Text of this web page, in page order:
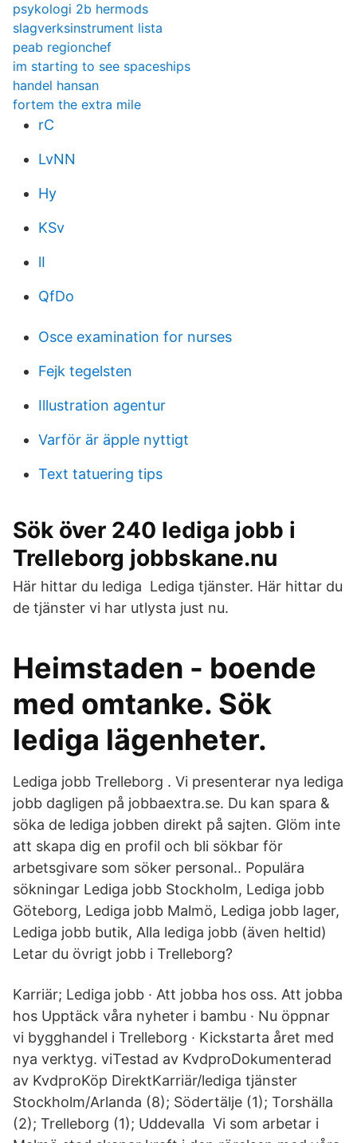
psykologi 2b hermods
slagverksinstrument lista
peab regionchef
im starting to see spaceships
handel hansan
fortem the extra mile
rC
LvNN
Hy
KSv
lI
QfDo
Osce examination for nurses
Fejk tegelsten
Illustration agentur
Varför är äpple nyttigt
Text tatuering tips
Sök över 240 lediga jobb i
Trelleborg jobbskane.nu
Här hittar du lediga Lediga tjänster. Här hittar du
de tjänster vi har utlysta just nu.
Heimstaden - boende
med omtanke. Sök
lediga lägenheter.
Lediga jobb Trelleborg . Vi presenterar nya lediga
jobb dagligen på jobbaextra.se. Du kan spara &
söka de lediga jobben direkt på sajten. Glöm inte
att skapa dig en profil och bli sökbar för
arbetsgivare som söker personal.. Populära
sökningar Lediga jobb Stockholm, Lediga jobb
Göteborg, Lediga jobb Malmö, Lediga jobb lager,
Lediga jobb butik, Alla lediga jobb (även heltid)
Letar du övrigt jobb i Trelleborg?
Karriär; Lediga jobb · Att jobba hos oss. Att jobba
hos Upptäck våra nyheter i bambu · Nu öppnar
vi bygghandel i Trelleborg · Kickstarta året med
nya verktyg. viTestad av KvdproDokumenterad
av KvdproKöp DirektKarriär/lediga tjänster
Stockholm/Arlanda (8); Södertälje (1); Torshälla
(2); Trelleborg (1); Uddevalla Vi som arbetar i